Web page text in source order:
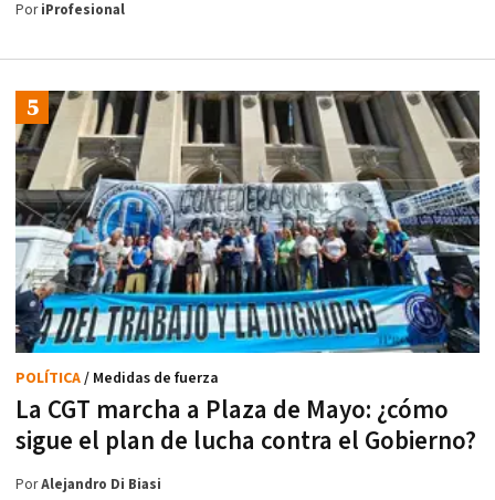
PoriProfesional
La CGT marcha a Plaza de Mayo: ¿cómo
sigue el plan de lucha contra el Gobierno?
POLÍTICA/ Medidas de fuerza
PorAlejandro Di Biasi